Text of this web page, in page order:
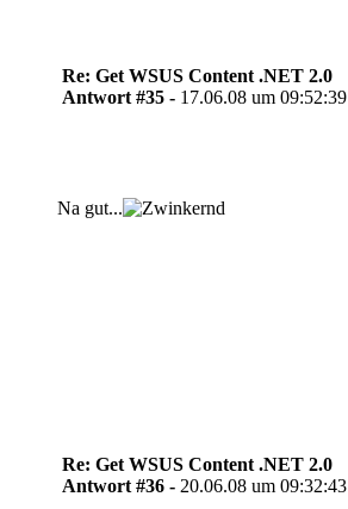
Re: Get WSUS Content .NET 2.0
Antwort #35 - 17.06.08 um 09:52:39
Na gut...
Re: Get WSUS Content .NET 2.0
Antwort #36 - 20.06.08 um 09:32:43